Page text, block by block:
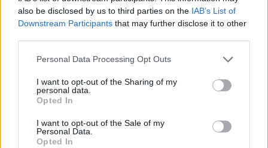
also be disclosed by us to third parties on the IAB’s List of
Downstream Participants that may further disclose it to other
Personal Data Processing Opt Outs
I want to opt-out of the Sharing of my
personal data.
Opted In
I want to opt-out of the Sale of my
Personal Data.
Opted In
πάρτι
ΠΡΙΝ 11 ΏΡΕΣ
ήταν σε κλαμπ
«Δεν δεχόμαστε τελεσίγραφα»:
Η απάντηση της Ιταλίας στην
Ισπανία
Αμετάπειστη παραμένει η ιταλική